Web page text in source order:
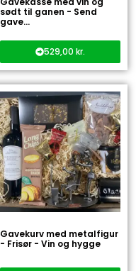
sødt til ganen - Send
gave...
529,00 kr.
Gavekurv med metalfigur
- Frisør - Vin og hygge